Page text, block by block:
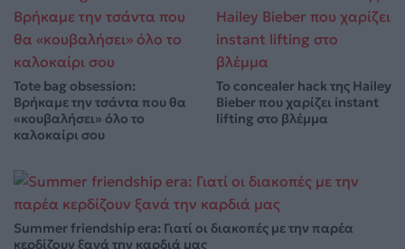
Tote bag obsession:
Βρήκαμε την τσάντα που θα
«κουβαλήσει» όλο το
καλοκαίρι σου
Το concealer hack της Hailey
Bieber που χαρίζει instant
lifting στο βλέμμα
Summer friendship era: Γιατί οι διακοπές με την παρέα
κερδίζουν ξανά την καρδιά μας